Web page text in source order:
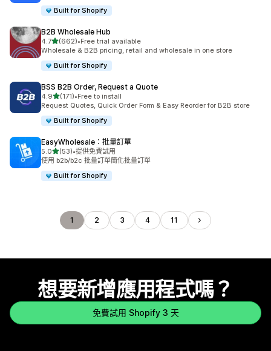
Built for Shopify
B2B Wholesale Hub
4.7滿分 5 顆星
(662)
共有 662 則評價
•Free trial available
Wholesale & B2B pricing, retail and wholesale in one store
Built for Shopify
BSS B2B Order, Request a Quote
4.9滿分 5 顆星
(171)
共有 171 則評價
•Free to install
Request Quotes, Quick Order Form & Easy Reorder for B2B store
Built for Shopify
EasyWholesale：批量訂單
5.0滿分 5 顆星
(53)
共有 53 則評價
•提供免費試用
使用 b2b/b2c 批量訂單簡化批量訂單
Built for Shopify
1 2 3 4 11
想要新增應用程式嗎？
免費試用 Shopify 3 天